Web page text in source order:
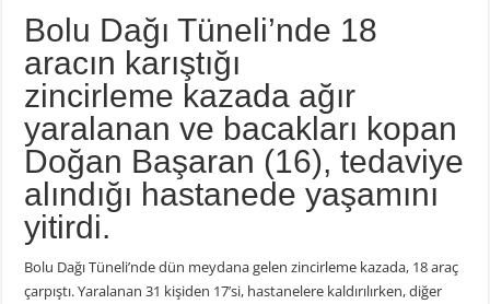
Bolu Dağı Tüneli’nde 18
aracın karıştığı
zincirleme kazada ağır
yaralanan ve bacakları kopan
Doğan Başaran (16), tedaviye
alındığı hastanede yaşamını
yitirdi.
Bolu Dağı Tüneli’nde dün meydana gelen zincirleme kazada, 18 araç
çarpıştı. Yaralanan 31 kişiden 17’si, hastanelere kaldırılırken, diğer